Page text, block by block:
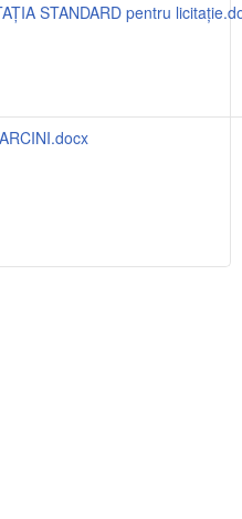
STANDARD pentru